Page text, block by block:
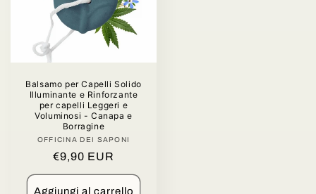
Balsamo per Capelli Solido
Illuminante e Rinforzante
per capelli Leggeri e
Voluminosi - Canapa e
Borragine
Produttore:
OFFICINA DEI SAPONI
Prezzo
di
listino
€9,90 EUR
Aggiungi al carrello